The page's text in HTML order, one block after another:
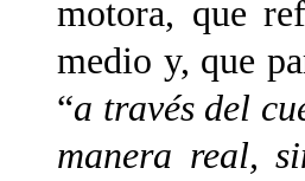
motora, que
medio y, que
“a través del
manera real,